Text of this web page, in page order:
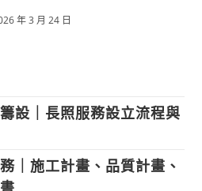
年 3 月 24 日
設｜長照服務設立流程與
｜施工計畫、品質計畫、